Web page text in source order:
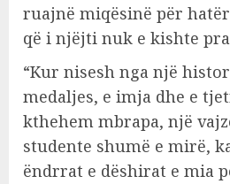
ruajnë miqësinë për
që i njëjti nuk e kishte
“Kur nisesh nga një
medaljes, e imja dhe e
kthehem mbrapa, një
studente shumë e mirë,
ëndrrat e dëshirat e mia